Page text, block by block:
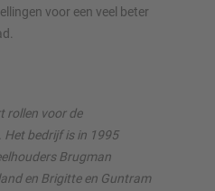
voor een veel beter
rollen voor de
bedrijf is in 1995
Brugman
en Brigitte en Guntram